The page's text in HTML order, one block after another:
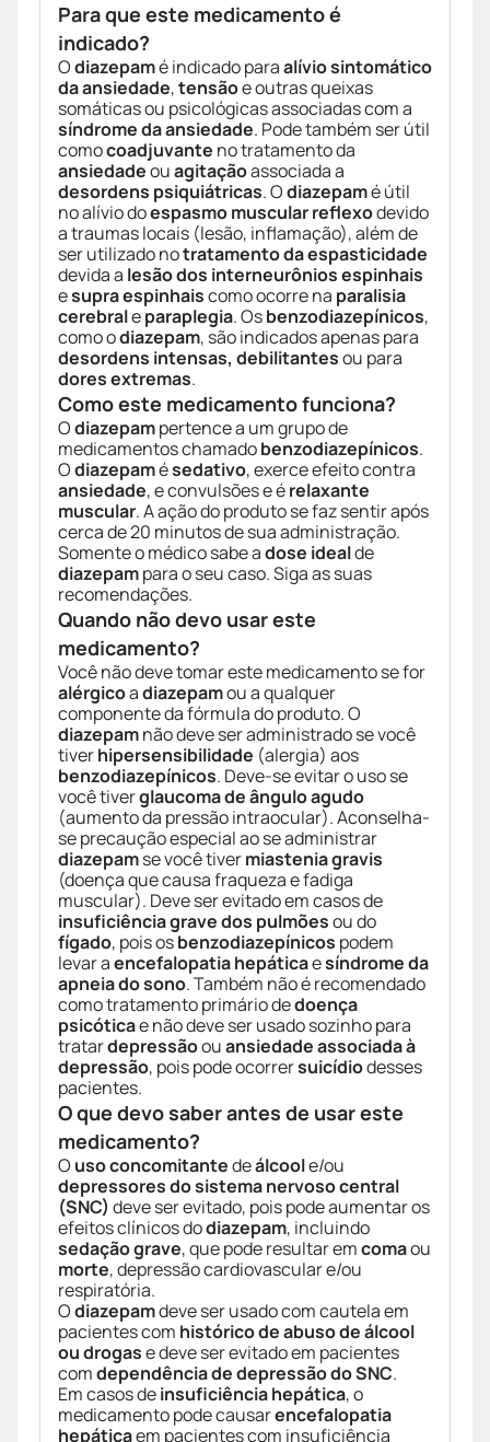
Para que este medicamento é
indicado?
Odiazepamé indicado paraalívio sintomático
da ansiedade,tensãoe outras queixas
somáticas ou psicológicas associadas com a
síndrome da ansiedade. Pode também ser útil
comocoadjuvante no tratamento da
ansiedadeouagitaçãoassociada a
desordens psiquiátricas. Odiazepamé útil
no alívio doespasmo muscular reflexodevido
a traumas locais (lesão, inflamação), além de
ser utilizado notratamento da espasticidade
devida a lesão dos interneurônios espinhais
esupra espinhaiscomo ocorre na paralisia
cerebraleparaplegia. Osbenzodiazepínicos,
como odiazepam, são indicados apenas para
desordens intensas, debilitantesou para
dores extremas.
Como este medicamento funciona?
Odiazepampertence a um grupo de
medicamentos chamadobenzodiazepínicos.
Odiazepamésedativo, exerce efeito contra
ansiedade, e convulsões e érelaxante
muscular. A ação do produto se faz sentir após
cerca de 20 minutos de sua administração.
Somente o médico sabe adose idealde
diazepampara o seu caso. Siga as suas
recomendações.
Quando não devo usar este
medicamento?
Você não deve tomar este medicamento se for
alérgicoadiazepamou a qualquer
componente da fórmula do produto. O
diazepamnão deve ser administrado se você
tiverhipersensibilidade (alergia) aos
benzodiazepínicos. Deve-se evitar o uso se
você tiverglaucoma de ângulo agudo
(aumento da pressão intraocular). Aconselha-
se precaução especial ao se administrar
diazepamse você tivermiastenia gravis
(doença que causa fraqueza e fadiga
muscular). Deve ser evitado em casos de
insuficiência grave dos pulmõesou do
fígado, pois osbenzodiazepínicos podem
levar aencefalopatia hepáticaesíndrome da
apneia do sono. Também não é recomendado
como tratamento primário dedoença
psicóticae não deve ser usado sozinho para
tratardepressãoouansiedade associada à
depressão, pois pode ocorrersuicídiodesses
pacientes.
O que devo saber antes de usar este
medicamento?
O uso concomitantedeálcoole/ou
depressores do sistema nervoso central
(SNC) deve ser evitado, pois pode aumentar os
efeitos clínicos dodiazepam, incluindo
sedação grave, que pode resultar emcomaou
morte, depressão cardiovascular e/ou
respiratória.
Odiazepamdeve ser usado com cautela em
pacientes com histórico de abuso de álcool
ou drogase deve ser evitado em pacientes
comdependência de depressão do SNC.
Em casos deinsuficiência hepática, o
medicamento pode causarencefalopatia
hepáticaem pacientes com insuficiência